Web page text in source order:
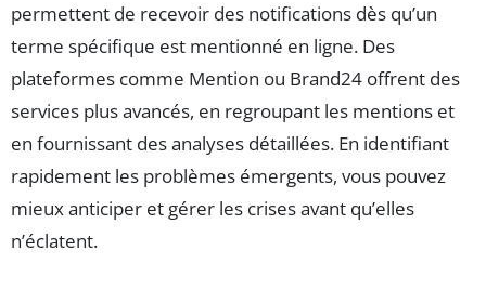
permettent de recevoir des notifications dès qu’un
terme spécifique est mentionné en ligne. Des
plateformes comme Mention ou Brand24 offrent des
services plus avancés, en regroupant les mentions et
en fournissant des analyses détaillées. En identifiant
rapidement les problèmes émergents, vous pouvez
mieux anticiper et gérer les crises avant qu’elles
n’éclatent.